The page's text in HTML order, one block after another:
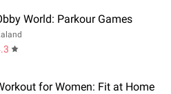
World: Parkour Games
for Women: Fit at Home